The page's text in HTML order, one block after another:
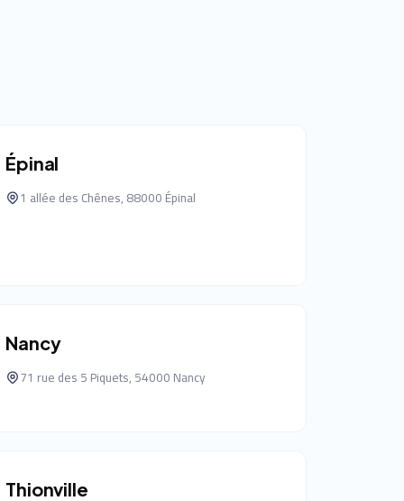
Épinal
1 allée des Chênes, 88000 Épinal
Nancy
71 rue des 5 Piquets, 54000 Nancy
Thionville